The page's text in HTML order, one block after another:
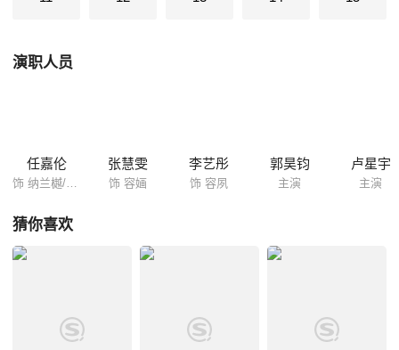
演职人员
任嘉伦
饰 纳兰樾/林敬
张慧雯
饰 容婳
李艺彤
饰 容夙
郭昊钧
主演
卢星宇
主演
猜你喜欢